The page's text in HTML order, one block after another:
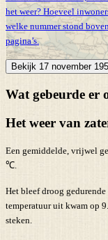
het weer? Hoeveel
welke nummer stond
pagina’s.
Bekijk 17 november
Wat gebeurde er
Het weer van
Een gemiddelde, vrijwel
℃.
Het bleef droog
temperatuur uit kwam op
steken.